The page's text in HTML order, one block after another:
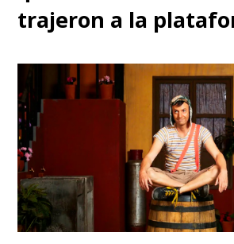
trajeron a la